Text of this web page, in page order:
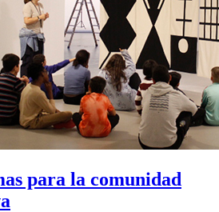
para la comunidad